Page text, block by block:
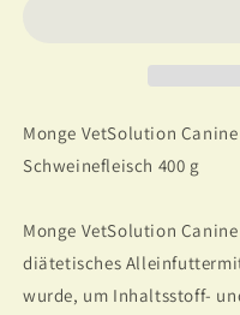
Dose
Dose
Monge VetSolution
Schweinefleisch 400 g
Monge VetSolution
diätetisches
wurde, um Inhaltsstoff-